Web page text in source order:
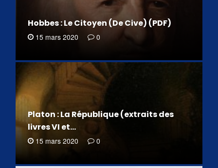
Hobbes : Le Citoyen (De Cive) (PDF)
15 mars 2020 0
Platon : La République (extraits des
livres VI et…
15 mars 2020 0